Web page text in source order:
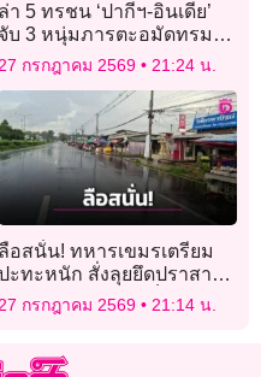
ล่า 5 ทรชน ‘ปากีฯ-อินเดีย’
จับ 3 หนุ่มภารตะอมัดทรมาน
รีดค่าไถ่ข้ามประเทศ
27 กรกฎาคม 2569 21:24 น.
ลือสนั่น! ทหารเขมรเตรียม
ะทะหนัก สั่งลุยยึดปราสาท
ตาเมือนธม-โอรเสม็ดคืน
27 กรกฎาคม 2569 21:14 น.